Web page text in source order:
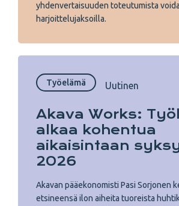
yhdenvertaisuuden toteutumista
harjoittelujaksoilla.
Työelämä Uutinen
Akava Works:
alkaa kohentua
aikaisintaan
2026
Akavan pääekonomisti Pasi Sorjonen
etsineensä ilon aiheita tuoreista